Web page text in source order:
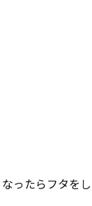
ったらフタを